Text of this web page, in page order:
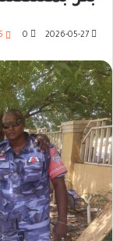
2026-05-27
0